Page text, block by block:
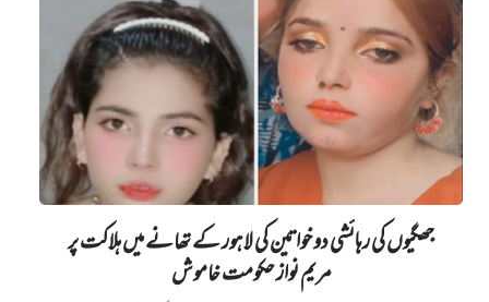
جھگیوں کی رہائشی دو خواتین کی لاہور کے تھانے میں‌ ہلاکت پر
مریم نواز حکومت خاموش